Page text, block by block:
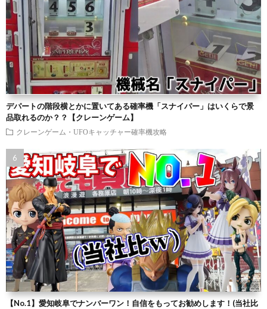
デパートの階段横とかに置いてある確率機「スナイパー」はいくらで景
品取れるのか？？【クレーンゲーム】
クレーンゲーム・UFOキャッチャー確率機攻略
【No.1】愛知岐阜でナンバーワン！自信をもってお勧めします！(当社比